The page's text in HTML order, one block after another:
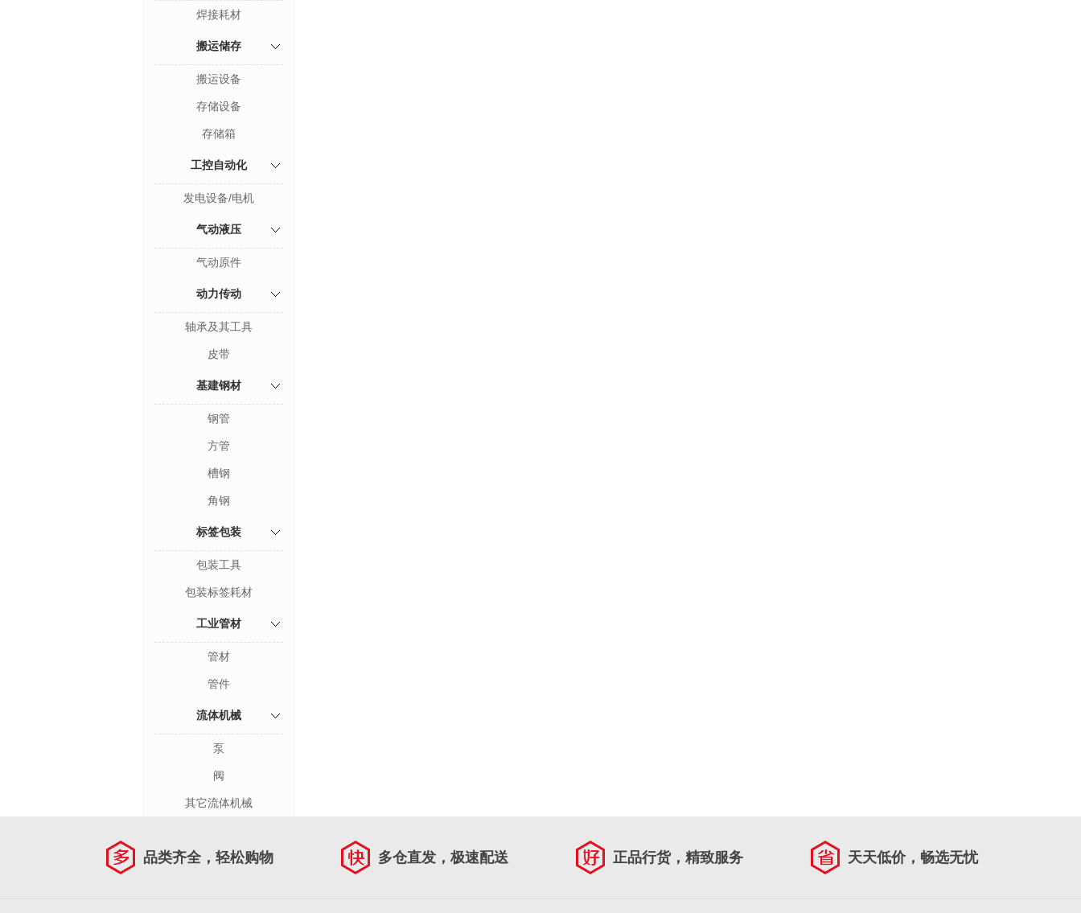
焊接耗材
搬运储存
搬运设备
存储设备
存储箱
工控自动化
发电设备/电机
气动液压
气动原件
动力传动
轴承及其工具
皮带
基建钢材
钢管
方管
槽钢
角钢
标签包装
包装工具
包装标签耗材
工业管材
管材
管件
流体机械
泵
阀
其它流体机械
品类齐全，轻松购物 多仓直发，极速配送 正品行货，精致服务 天天低价，畅选无忧